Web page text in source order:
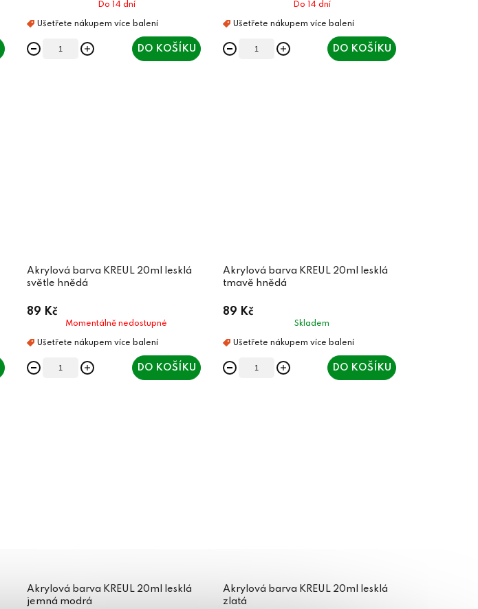
Do 14 dní
DO KOŠÍKU
Do 14 dní
DO KOŠÍKU
Akrylová barva KREUL 20ml lesklá
světle hnědá
89 Kč
Momentálně nedostupné
DO KOŠÍKU
Akrylová barva KREUL 20ml lesklá
tmavě hnědá
89 Kč
Skladem
DO KOŠÍKU
Akrylová barva KREUL 20ml lesklá
jemná modrá
Akrylová barva KREUL 20ml lesklá
zlatá